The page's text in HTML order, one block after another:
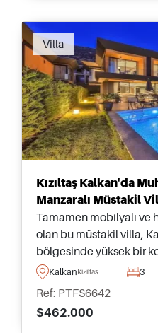
Villa
Kızıltaş Kalkan'da
Manzaralı Müstakil
Tamamen mobilyalı ve
olan bu müstakil villa,
bölgesinde yüksek bir
olup deniz ve körfeze
KalkanKiziltas 3
Ref: PTFS6642
$462.000